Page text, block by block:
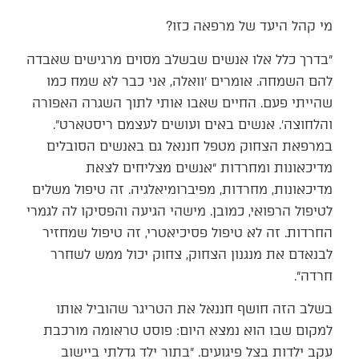
מי קהל היעד של מרפאה כזו?
״בדרך כלל אלו אנשים שבשלב מסוים מרגישים שאבדה
להם השמחה. אומרים ׳וואלה, אני כבר לא שמח כמו
שהייתי פעם. החיים שאבו אותי לתוך השגרה האפורה
והלחוצה׳. אנשים באים ועושים לעצמם ריסטארט״.
במרפאת הצחוק מטפל חננאל גם באנשים הסובלים
מדיכאונות ומחרדות ״אנשים מצליחים לצאת
מדיכאונות, מחרדות, מפיברומיאלגיה. זה טיפול משלים
לטיפול הרפואי, כמובן. מישהי הגיעה והפסיקו לה לגמרי
החרדות. זה לא טיפול פסיכיאטרי, זה טיפול שמחזיר
לבנאדם את מנגנון הצחוק, צחוק יכול ממש לשחרר
חרדה״.
בשלב הזה חושף חננאל את הטריגר שהוביל אותו
למקום שבו הוא נמצא היום: פוסט טראומה מורכבת
עקב ילדות בצל פיגועים. ״בתור ילד גדלתי ביישוב